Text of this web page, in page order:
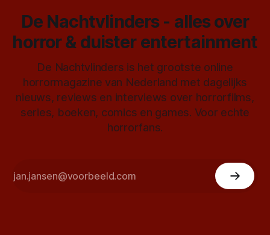
De Nachtvlinders - alles over
horror & duister entertainment
De Nachtvlinders is het grootste online
horrormagazine van Nederland met dagelijks
nieuws, reviews en interviews over horrorfilms,
series, boeken, comics en games. Voor echte
horrorfans.